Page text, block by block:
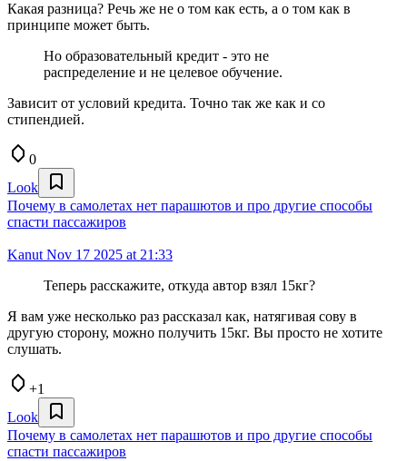
Какая разница? Речь же не о том как есть, а о том как в
принципе может быть.
Но образовательный кредит - это не
распределение и не целевое обучение.
Зависит от условий кредита. Точно так же как и со
стипендией.
0
Look
Почему в самолетах нет парашютов и про другие способы
спасти пассажиров
Kanut Nov 17 2025 at 21:33
Теперь расскажите, откуда автор взял 15кг?
Я вам уже несколько раз рассказал как, натягивая сову в
другую сторону, можно получить 15кг. Вы просто не хотите
слушать.
+1
Look
Почему в самолетах нет парашютов и про другие способы
спасти пассажиров